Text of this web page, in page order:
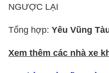
NGƯỢC LẠI
Tổng hợp:Yêu Vũng
Xem thêm các nhà xe